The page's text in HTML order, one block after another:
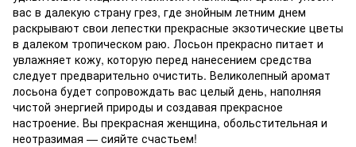
вас в далекую страну грез, где знойным летним днем
раскрывают свои лепестки прекрасные экзотические цветы
в далеком тропическом раю. Лосьон прекрасно питает и
увлажняет кожу, которую перед нанесением средства
следует предварительно очистить. Великолепный аромат
лосьона будет сопровождать вас целый день, наполняя
чистой энергией природы и создавая прекрасное
настроение. Вы прекрасная женщина, обольстительная и
неотразимая — сияйте счастьем!